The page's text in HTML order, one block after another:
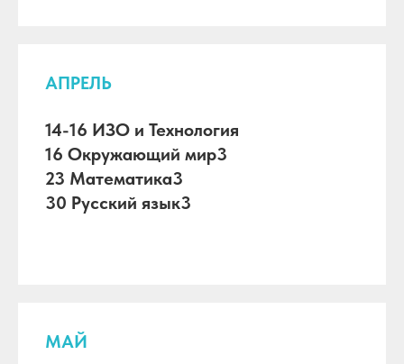
АПРЕЛЬ
14-16 ИЗО и Технология
16 Окружающий мир3
23 Математика3
30 Русский язык3
МАЙ